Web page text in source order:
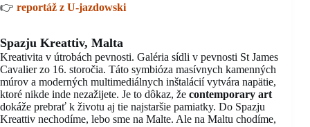
👉 reportáž z U-jazdowski
Spazju Kreattiv, Malta
Kreativita v útrobách pevnosti. Galéria sídli v pevnosti St James
Cavalier zo 16. storočia. Táto symbióza masívnych kamenných
múrov a moderných multimediálnych inštalácií vytvára napätie,
ktoré nikde inde nezažijete. Je to dôkaz, že contemporary art
dokáže prebrať k životu aj tie najstaršie pamiatky. Do Spazju
Kreattiv nechodíme, lebo sme na Malte. Ale na Maltu chodíme,